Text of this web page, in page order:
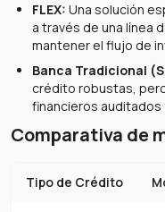
FLEX: Una solución
a través de una línea
mantener el flujo de
Banca Tradicional
crédito robustas,
financieros auditados
Comparativa de
Tipo de Crédito